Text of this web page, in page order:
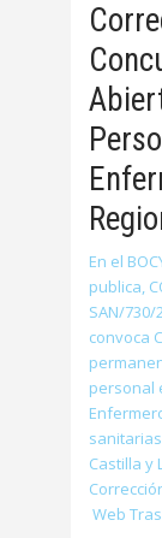
En el
publica,
SAN/
convoca
personal
Castilla y
Web